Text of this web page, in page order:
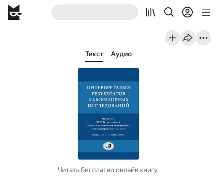
Текст Аудио
Читать бесплатно онлайн книгу